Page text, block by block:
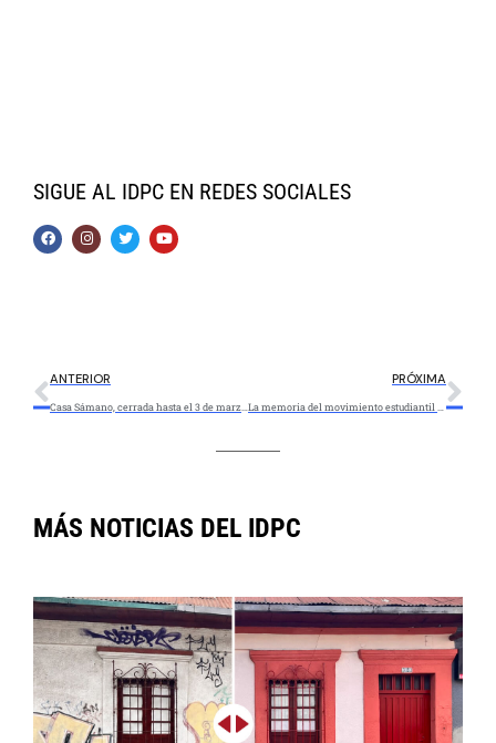
SIGUE AL IDPC EN REDES SOCIALES
ANTERIOR PRÓXIMA
MÁS NOTICIAS DEL IDPC